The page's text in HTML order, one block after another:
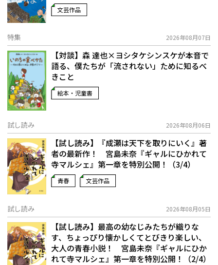
文芸作品
特集 2026年08月07日
【対談】森 達也×ヨシタケシンスケが本音で
語る、僕たちが「流されない」ために知るべ
きこと
絵本・児童書
試し読み 2026年08月06日
【試し読み】『成瀬は天下を取りにいく』著
者の最新作！ 宮島未奈『ギャルにひかれて
寺マルシェ』第一章を特別公開！（3/4）
青春 文芸作品
試し読み 2026年08月05日
【試し読み】最高の幼なじみたちが織りな
す、ちょっぴり懐かしくてとびきり楽しい、
大人の青春小説！ 宮島未奈『ギャルにひか
れて寺マルシェ』第一章を特別公開！（2/4）